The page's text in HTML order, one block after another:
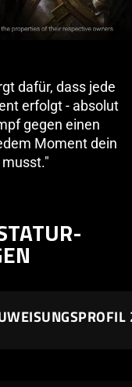
dafür, dass jede
erfolgt - absolut
gegen einen
Moment dein